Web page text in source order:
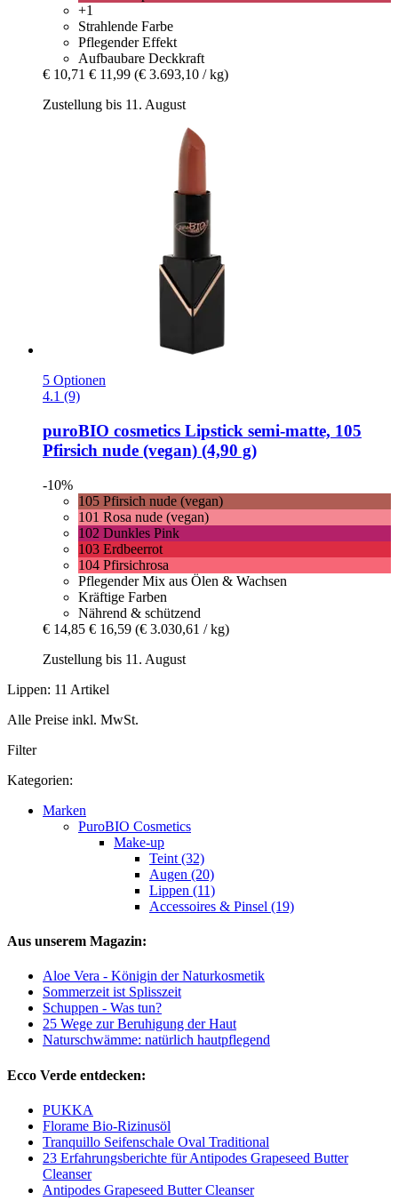
+1
Strahlende Farbe
Pflegender Effekt
Aufbaubare Deckkraft
€ 10,71 € 11,99 (€ 3.693,10 / kg)
Zustellung bis 11. August
5 Optionen
4.1 (9)
puroBIO cosmetics Lipstick semi-​matte, 105
Pfirsich nude (vegan) (4,90 g)
-10%
105 Pfirsich nude (vegan)
101 Rosa nude (vegan)
102 Dunkles Pink
103 Erdbeerrot
104 Pfirsichrosa
Pflegender Mix aus Ölen & Wachsen
Kräftige Farben
Nährend & schützend
€ 14,85 € 16,59 (€ 3.030,61 / kg)
Zustellung bis 11. August
Lippen: 11 Artikel
Alle Preise inkl. MwSt.
Filter
Kategorien:
Marken
PuroBIO Cosmetics
Make-up
Teint (32)
Augen (20)
Lippen (11)
Accessoires & Pinsel (19)
Aus unserem Magazin:
Aloe Vera - Königin der Naturkosmetik
Sommerzeit ist Splisszeit
Schuppen - Was tun?
25 Wege zur Beruhigung der Haut
Naturschwämme: natürlich hautpflegend
Ecco Verde entdecken:
PUKKA
Florame Bio-Rizinusöl
Tranquillo Seifenschale Oval Traditional
23 Erfahrungsberichte für Antipodes Grapeseed Butter
Cleanser
Antipodes Grapeseed Butter Cleanser